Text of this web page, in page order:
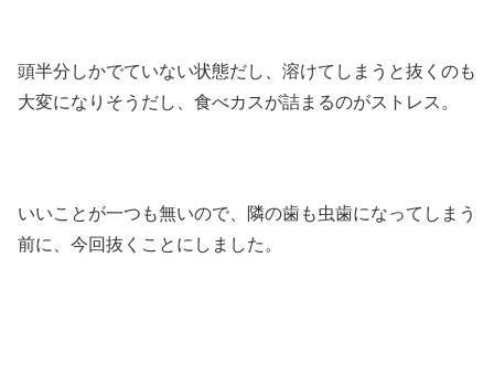
頭半分しかでていない状態だし、溶けてしまうと抜くのも
大変になりそうだし、食べカスが詰まるのがストレス。
いいことが一つも無いので、隣の歯も虫歯になってしまう
前に、今回抜くことにしました。